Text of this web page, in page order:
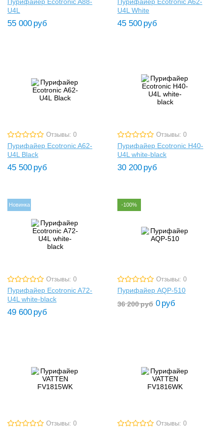
U4L
55 000 руб
U4L White
45 500 руб
Отзывы: 0
Пурифайер Ecotronic A62-
U4L Black
45 500 руб
Отзывы: 0
Пурифайер Ecotronic H40-
U4L white-black
30 200 руб
Новинка
Отзывы: 0
Пурифайер Ecotronic A72-
U4L white-black
49 600 руб
-100%
Отзывы: 0
Пурифайер AQP-510
36 200руб 0 руб
Отзывы: 0 Отзывы: 0